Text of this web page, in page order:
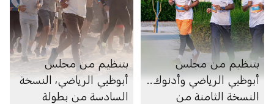
بتنظيم من مجلس
أبوظبي الرياضي وأدنوك..
النسخة الثامنة من
بتنظيم من مجلس
أبوظبي الرياضي، النسخة
السادسة من بطولة